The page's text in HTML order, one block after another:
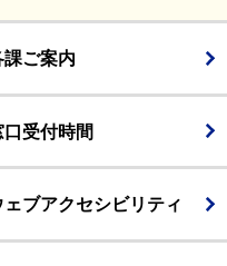
課ご案内
口受付時間
ェブアクセシビリティ